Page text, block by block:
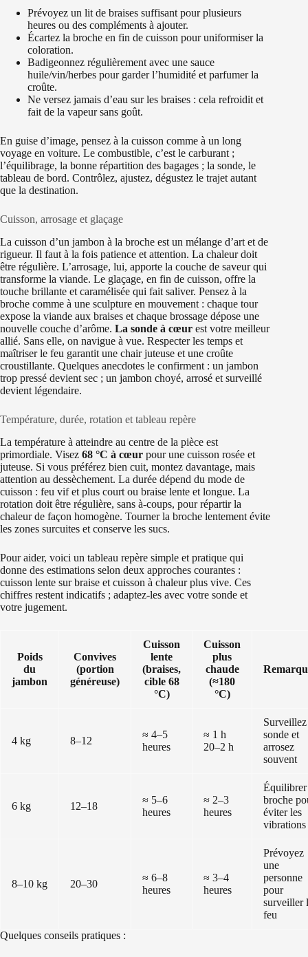
Prévoyez un lit de braises suffisant pour plusieurs
heures ou des compléments à ajouter.
Écartez la broche en fin de cuisson pour uniformiser la
coloration.
Badigeonnez régulièrement avec une sauce
huile/vin/herbes pour garder l’humidité et parfumer la
croûte.
Ne versez jamais d’eau sur les braises : cela refroidit et
fait de la vapeur sans goût.
En guise d’image, pensez à la cuisson comme à un long
voyage en voiture. Le combustible, c’est le carburant ;
l’équilibrage, la bonne répartition des bagages ; la sonde, le
tableau de bord. Contrôlez, ajustez, dégustez le trajet autant
que la destination.
Cuisson, arrosage et glaçage
La cuisson d’un jambon à la broche est un mélange d’art et de
rigueur. Il faut à la fois patience et attention. La chaleur doit
être régulière. L’arrosage, lui, apporte la couche de saveur qui
transforme la viande. Le glaçage, en fin de cuisson, offre la
touche brillante et caramélisée qui fait saliver. Pensez à la
broche comme à une sculpture en mouvement : chaque tour
expose la viande aux braises et chaque brossage dépose une
nouvelle couche d’arôme. La sonde à cœur est votre meilleur
allié. Sans elle, on navigue à vue. Respecter les temps et
maîtriser le feu garantit une chair juteuse et une croûte
croustillante. Quelques anecdotes le confirment : un jambon
trop pressé devient sec ; un jambon choyé, arrosé et surveillé
devient légendaire.
Température, durée, rotation et tableau repère
La température à atteindre au centre de la pièce est
primordiale. Visez 68 °C à cœur pour une cuisson rosée et
juteuse. Si vous préférez bien cuit, montez davantage, mais
attention au dessèchement. La durée dépend du mode de
cuisson : feu vif et plus court ou braise lente et longue. La
rotation doit être régulière, sans à-coups, pour répartir la
chaleur de façon homogène. Tourner la broche lentement évite
les zones surcuites et conserve les sucs.
Pour aider, voici un tableau repère simple et pratique qui
donne des estimations selon deux approches courantes :
cuisson lente sur braise et cuisson à chaleur plus vive. Ces
chiffres restent indicatifs ; adaptez-les avec votre sonde et
votre jugement.
Poids
du
jambon
Convives
(portion
généreuse)
Cuisson
lente
(braises,
cible 68
°C)
Cuisson
plus
chaude
(≈180
°C)
4 kg 8–12
≈ 4–5
heures
≈ 1 h
20–2 h
sonde et
arrosez
souvent
6 kg 12–18
≈ 5–6
heures
≈ 2–3
heures
broche
éviter les
vibrations
8–10 kg 20–30
≈ 6–8
heures
≈ 3–4
heures
Prévoyez
une
personne
pour
surveiller
feu
Quelques conseils pratiques :